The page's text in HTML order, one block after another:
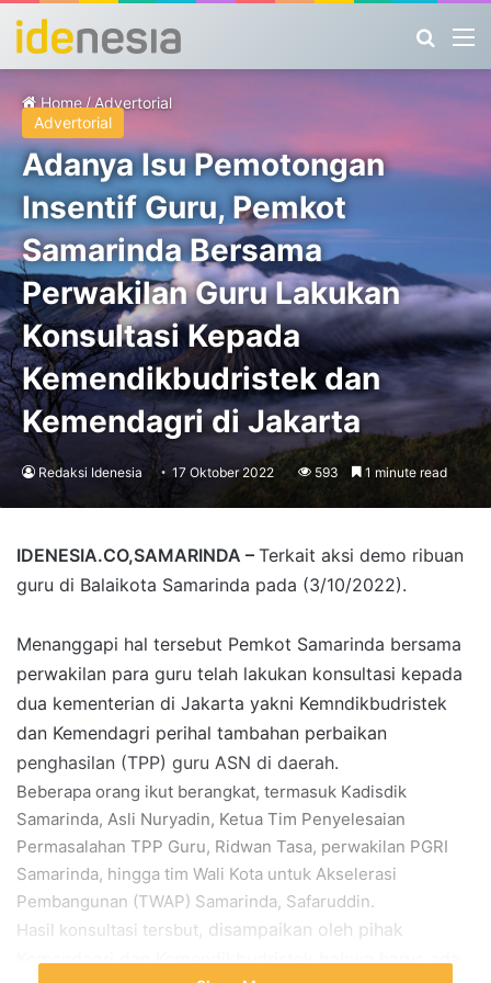
Home / Advertorial
Advertorial
Adanya Isu Pemotongan
Insentif Guru, Pemkot
Samarinda Bersama
Perwakilan Guru Lakukan
Konsultasi Kepada
Kemendikbudristek dan
Kemendagri di Jakarta
Redaksi Idenesia 17 Oktober 2022 593 1 minute read
IDENESIA.CO,SAMARINDA – Terkait aksi demo ribuan
guru di Balaikota Samarinda pada (3/10/2022).
Menanggapi hal tersebut Pemkot Samarinda bersama
perwakilan para guru telah lakukan konsultasi kepada
dua kementerian di Jakarta yakni Kemndikbudristek
dan Kemendagri perihal tambahan perbaikan
penghasilan (TPP) guru ASN di daerah.
Beberapa orang ikut berangkat, termasuk Kadisdik
Samarinda, Asli Nuryadin, Ketua Tim Penyelesaian
Permasalahan TPP Guru, Ridwan Tasa, perwakilan PGRI
Samarinda, hingga tim Wali Kota untuk Akselerasi
Pembangunan (TWAP) Samarinda, Safaruddin.
Hasil konsultasi tersbut, disampaikan oleh pihak
Kemendagri dan Kemendikbudristek bahwa harus ada